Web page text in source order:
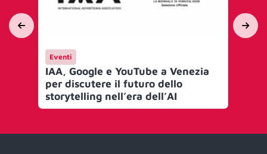
Eventi
IAA, Google e YouTube a Venezia
per discutere il futuro dello
storytelling nell’era dell’AI